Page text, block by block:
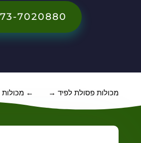
7020880
← מכולות פסולת לפיד→